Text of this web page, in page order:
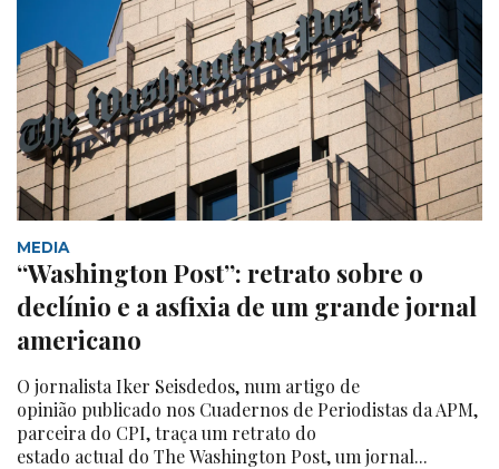
MEDIA
“Washington Post”: retrato sobre o
declínio e a asfixia de um grande jornal
americano
O jornalista Iker Seisdedos, num artigo de
opinião publicado nos Cuadernos de Periodistas da APM,
parceira do CPI, traça um retrato do
estado actual do The Washington Post, um jornal...